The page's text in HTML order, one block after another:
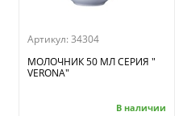
Артикул: 34304
МОЛОЧНИК 50 МЛ СЕРИЯ "
VERONA"
В наличии